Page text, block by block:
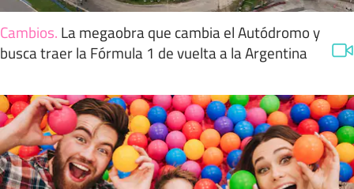
Cambios. La megaobra que cambia el Autódromo y
busca traer la Fórmula 1 de vuelta a la Argentina